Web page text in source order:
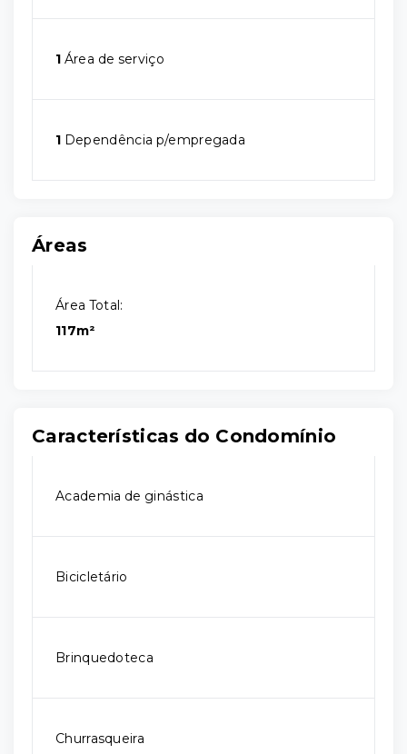
1 Área de serviço
1 Dependência p/empregada
Áreas
Área Total:
117m²
Características do Condomínio
Academia de ginástica
Bicicletário
Brinquedoteca
Churrasqueira